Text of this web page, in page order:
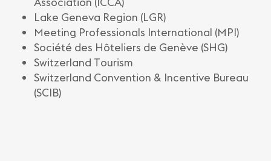
Lake Geneva Region (LGR)
Meeting Professionals International (MPI)
Société des Hôteliers de Genève (SHG)
Switzerland Tourism
Switzerland Convention & Incentive Bureau
(SCIB)